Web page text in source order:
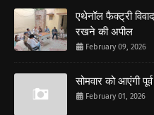
एथेनॉल फैक्ट्री
रखने की अपील
February 09, 2026
सोमवार को आएंगी
February 01, 2026